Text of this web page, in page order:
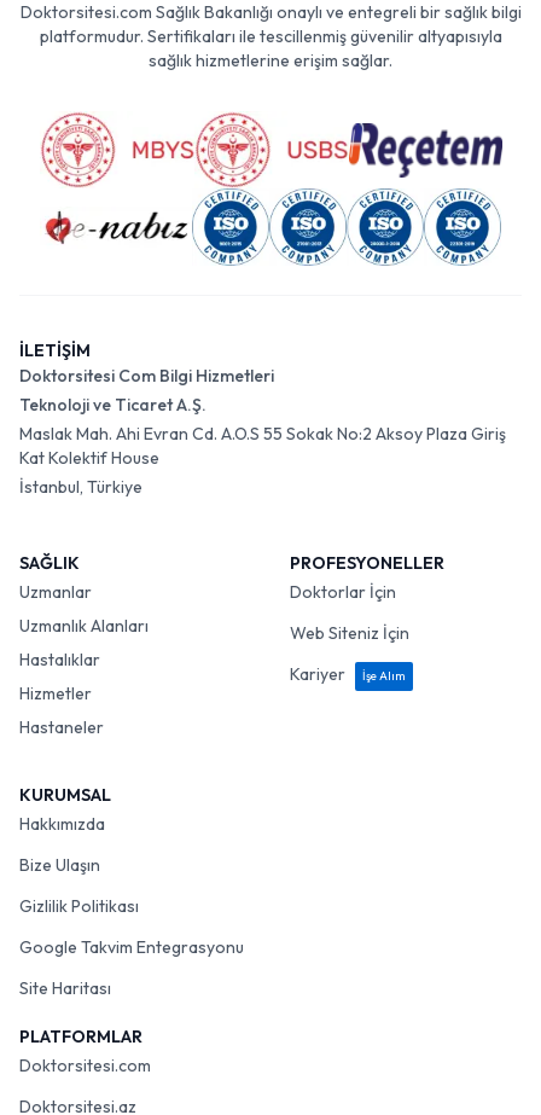
Doktorsitesi.com Sağlık Bakanlığı onaylı ve entegreli bir sağlık bilgi
platformudur. Sertifikaları ile tescillenmiş güvenilir altyapısıyla
sağlık hizmetlerine erişim sağlar.
İLETİŞİM
Doktorsitesi Com Bilgi Hizmetleri
Teknoloji ve Ticaret A.Ş.
Maslak Mah. Ahi Evran Cd. A.O.S 55 Sokak No:2 Aksoy Plaza Giriş
Kat Kolektif House
İstanbul, Türkiye
SAĞLIK
Uzmanlar
Uzmanlık Alanları
Hastalıklar
Hizmetler
Hastaneler
PROFESYONELLER
Doktorlar İçin
Web Siteniz İçin
Kariyer
İşe Alım
KURUMSAL
Hakkımızda
Bize Ulaşın
Gizlilik Politikası
Google Takvim Entegrasyonu
Site Haritası
PLATFORMLAR
Doktorsitesi.com
Doktorsitesi.az